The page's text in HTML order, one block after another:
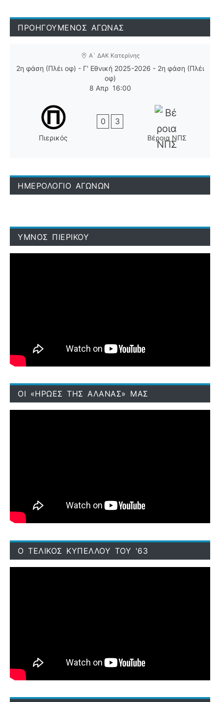
ΠΡΟΗΓΟΥΜΕΝΟΣ ΑΓΩΝΑΣ
Α` ΔΑΚ Κατερίνης
2η φάση (Πλέι οφ) - Γ' Εθνική 2025-2026 - 2η φάση (Πλέι
οφ)
8 Απρ 16:00
Πιερικός
0 3
Βέροια ΝΠΣ
ΗΜΕΡΟΛΟΓΙΟ ΑΓΩΝΩΝ
ΥΜΝΟΣ ΠΙΕΡΙΚΟΥ
ΟΙ «ΗΡΩΕΣ ΤΗΣ ΑΛΑΝΑΣ» ΜΑΣ
Ο ΤΕΛΙΚΟΣ ΚΥΠΕΛΛΟΥ ΤΟΥ '63